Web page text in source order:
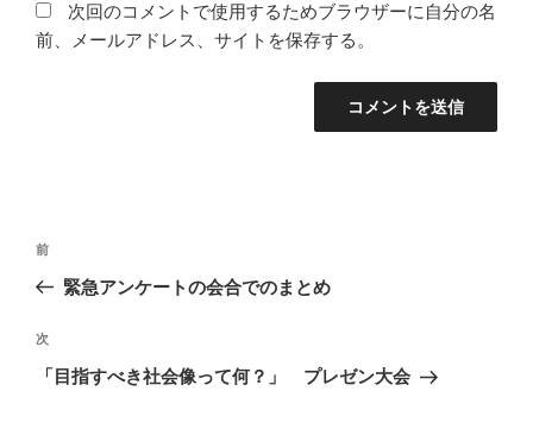
次回のコメントで使用するためブラウザーに自分の名
前、メールアドレス、サイトを保存する。
投
ビ
ゲ
前
の
稿
前
緊急アンケートの会合でのまとめ
次
の
次
「目指すべき社会像って何？」 プレゼン大会